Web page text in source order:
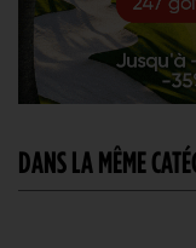
DANS LA MÊME